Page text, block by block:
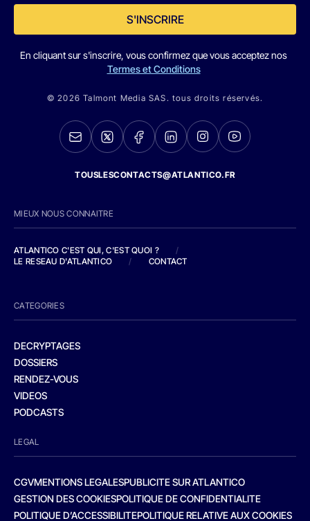
S'INSCRIRE
En cliquant sur s'inscrire, vous confirmez que vous acceptez nos
Termes et Conditions
© 2026 Talmont Media SAS. tous droits réservés.
TOUSLESCONTACTS@ATLANTICO.FR
MIEUX NOUS CONNAITRE
ATLANTICO C'EST QUI, C'EST QUOI ?
/
LE RESEAU D'ATLANTICO
/ CONTACT
CATEGORIES
DECRYPTAGES
DOSSIERS
RENDEZ-VOUS
VIDEOS
PODCASTS
LEGAL
CGVMENTIONS LEGALESPUBLICITE SUR ATLANTICO
GESTION DES COOKIESPOLITIQUE DE CONFIDENTIALITE
POLITIQUE D’ACCESSIBILITEPOLITIQUE RELATIVE AUX COOKIES